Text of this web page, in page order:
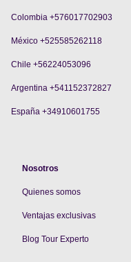
Colombia +576017702903
México +525585262118
Chile +56224053096
Argentina +541152372827
España +34910601755
Nosotros
Quienes somos
Ventajas exclusivas
Blog Tour Experto